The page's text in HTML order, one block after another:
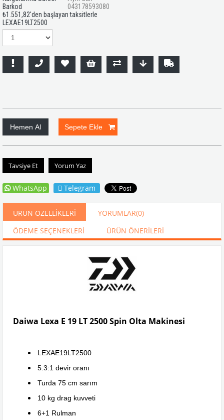
Barkod
043178593080
₺1.551,82'den başlayan taksitlerle
LEXAE19LT2500
Tavsiye Et Yorum Yaz
WhatsApp Telegram
ÜRÜN ÖZELLIKLERI YORUMLAR(0)
ÖDEME SEÇENEKLERI
ÜRÜN ÖNERILERI
Daiwa Lexa E 19 LT 2500 Spin Olta Makinesi
LEXAE19LT2500
5.3:1 devir oranı
Turda 75 cm sarım
10 kg drag kuvveti
6+1 Rulman